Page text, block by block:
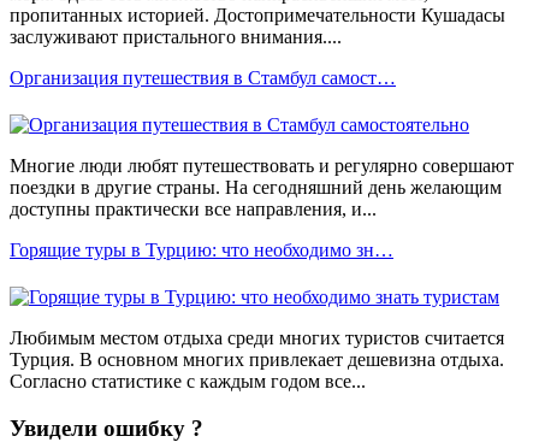
пропитанных историей. Достопримечательности Кушадасы
заслуживают пристального внимания....
Организация путешествия в Стамбул самост…
Многие люди любят путешествовать и регулярно совершают
поездки в другие страны. На сегодняшний день желающим
доступны практически все направления, и...
Горящие туры в Турцию: что необходимо зн…
Любимым местом отдыха среди многих туристов считается
Турция. В основном многих привлекает дешевизна отдыха.
Согласно статистике с каждым годом все...
Увидели ошибку ?